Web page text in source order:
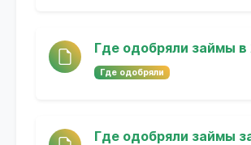
Где одобряли займы в
Где одобряли
Где одобряли займы